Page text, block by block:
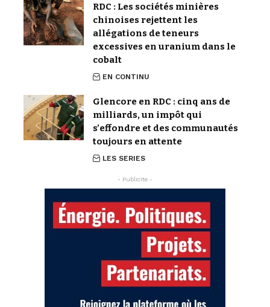
RDC : Les sociétés minières
chinoises rejettent les
allégations de teneurs
excessives en uranium dans le
cobalt
EN CONTINU
Glencore en RDC : cinq ans de
milliards, un impôt qui
s’effondre et des communautés
toujours en attente
LES SERIES
- Publicite -